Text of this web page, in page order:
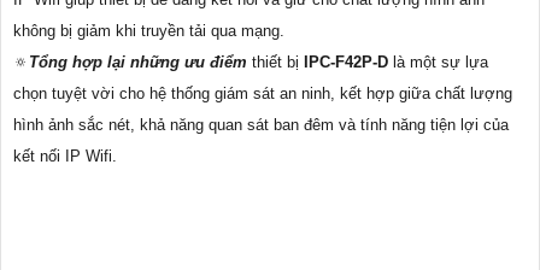
không bị giảm khi truyền tải qua mạng.
🔅 Tổng hợp lại những ưu điểm thiết bị IPC-F42P-D là một sự lựa
chọn tuyệt vời cho hệ thống giám sát an ninh, kết hợp giữa chất lượng
hình ảnh sắc nét, khả năng quan sát ban đêm và tính năng tiện lợi của
kết nối IP Wifi.